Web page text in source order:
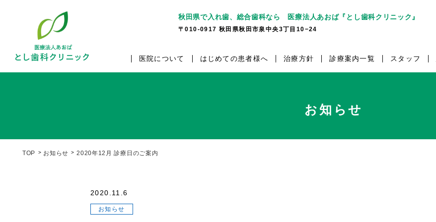
秋田県で入れ歯、総合歯科なら 医療法人あおば『とし歯科クリニック』
〒010-0917 秋田県秋田市泉中央3丁目10−24
医院について はじめての患者様へ 治療方針 診療案内一覧 スタッフ
お知らせ
TOP お知らせ 2020年12月 診療日のご案内
お知らせ
2020.11.6